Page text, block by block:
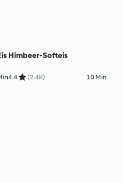
Himbeer-Softeis
4.4 (2.4K) 10 Min